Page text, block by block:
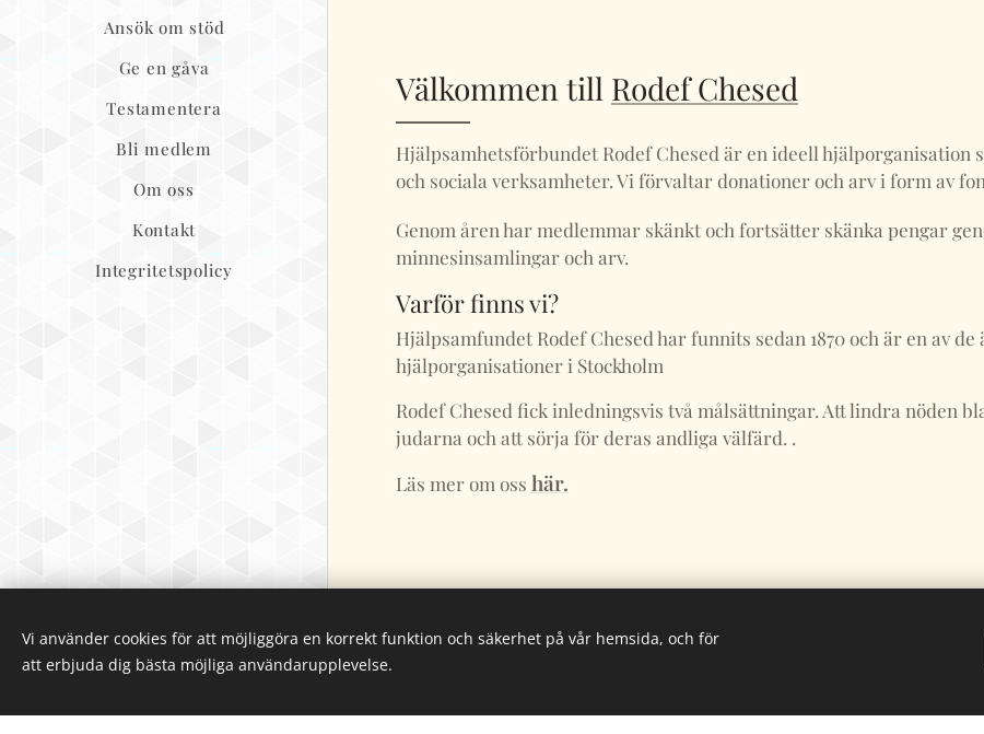
Ansök om stöd
Ge en gåva
Testamentera
Bli medlem
Om oss
Kontakt
Integritetspolicy
Välkommen till Rodef Chesed
Hjälpsamhetsförbundet Rodef Chesed är en ideell hjälporganisation
och sociala verksamheter. Vi förvaltar donationer och arv i form av
Genom åren har medlemmar skänkt och fortsätter skänka pengar
minnesinsamlingar och arv.
Varför finns vi?
Hjälpsamfundet Rodef Chesed har funnits sedan 1870 och är en av
hjälporganisationer i Stockholm
Rodef Chesed fick inledningsvis två målsättningar. Att lindra nöden
judarna och att sörja för deras andliga välfärd. .
Läs mer om oss här.
© 2025 RODEF CHESED. ALL
Vi använder cookies för att möjliggöra en korrekt funktion och säkerhet på vår hemsida, och för
att erbjuda dig bästa möjliga användarupplevelse.